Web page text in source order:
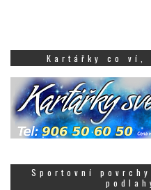
Kartářky co ví,
Sportovní